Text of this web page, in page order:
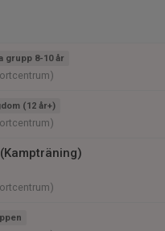
grupp 8-10 år
(12 år+)